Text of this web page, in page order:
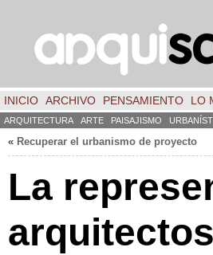
INICIO ARCHIVO PENSAMIENTO LO
ARQUITECTURA ARTE PAISAJISMO
« Recuperar el urbanismo de proyecto
La
arquitectos